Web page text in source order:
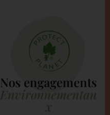
Nos engagements
Environnementau
x